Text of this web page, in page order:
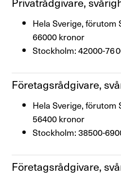
Hela Sverige, förutom
66000 kronor
Stockholm: 42000-760
Före­tags­råd­gi­vare,
Hela Sverige, förutom
56400 kronor
Stockholm: 38500-
Före­tags­råd­gi­vare,